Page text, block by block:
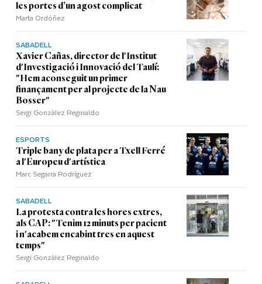
les portes d’un agost complicat
Marta Ordóñez
SABADELL
Xavier Cañas, director de l'Institut
d'Investigació i Innovació del Taulí:
"Hem aconseguit un primer
finançament per al projecte de la Nau
Bosser"
Sergi Gonzàlez Reginaldo
ESPORTS
Triple bany de plata per a Txell Ferré
a l'Europeu d'artística
Marc Segarra Rodríguez
SABADELL
La protesta contra les hores extres,
als CAP: "Tenim 12 minuts per pacient
i n'acabem encabint tres en aquest
temps"
Sergi Gonzàlez Reginaldo